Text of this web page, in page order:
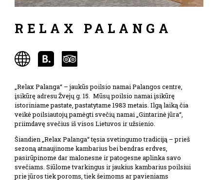
RELAX PALANGA
„Relax Palanga“ – jaukūs poilsio namai Palangos centre,
įsikūrę adresu Žvejų g. 15. Mūsų poilsio namai įsikūrę
istoriniame pastate, pastatytame 1983 metais. Ilgą laiką čia
veikė poilsiautojų pamėgti svečių namai „Gintarinė jūra“,
priimdavę svečius iš visos Lietuvos ir užsienio.
Šiandien „Relax Palanga“ tęsia svetingumo tradiciją – prieš
sezoną atnaujinome kambarius bei bendras erdves,
pasirūpinome dar malonesne ir patogesne aplinka savo
svečiams. Siūlome tvarkingus ir jaukius kambarius poilsiui
prie jūros tiek poroms, tiek šeimoms ar pavieniams